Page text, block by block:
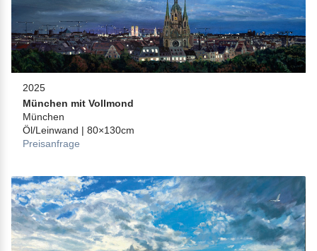
2025
München mit Vollmond
München
Öl/Leinwand | 80×130cm
Preisanfrage